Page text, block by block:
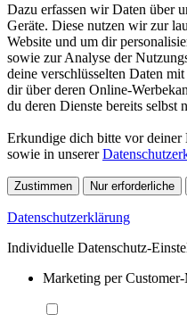
Dazu erfassen wir Daten über
Geräte. Diese nutzen wir zur
Website und um dir
sowie zur Analyse der
deine verschlüsselten Daten
dir über deren Online-
du deren Dienste bereits selbst
Erkundige dich bitte vor
sowie in unserer
Zustimmen Nur erforderliche
Datenschutzerklärung
Individuelle Datenschutz-
Marketing per